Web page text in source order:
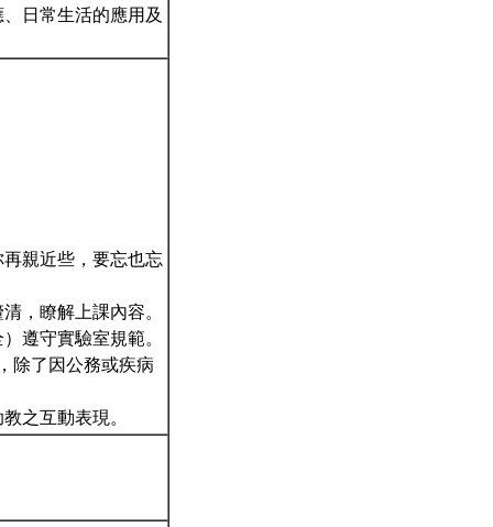
日常生活的應用及
親近些，要忘也忘
，瞭解上課內容。
遵守實驗室規範。
除了因公務或疾病
之互動表現。